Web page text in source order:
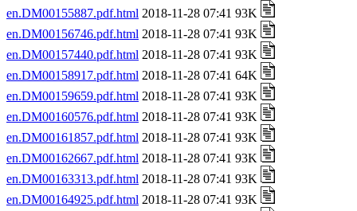
en.DM00155887.pdf.html 2018-11-28 07:41 93K
en.DM00156746.pdf.html 2018-11-28 07:41 93K
en.DM00157440.pdf.html 2018-11-28 07:41 93K
en.DM00158917.pdf.html 2018-11-28 07:41 64K
en.DM00159659.pdf.html 2018-11-28 07:41 93K
en.DM00160576.pdf.html 2018-11-28 07:41 93K
en.DM00161857.pdf.html 2018-11-28 07:41 93K
en.DM00162667.pdf.html 2018-11-28 07:41 93K
en.DM00163313.pdf.html 2018-11-28 07:41 93K
en.DM00164925.pdf.html 2018-11-28 07:41 93K